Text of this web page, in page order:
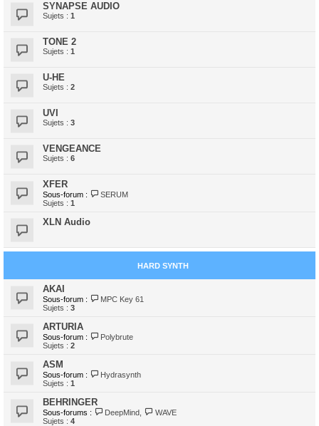
SYNAPSE AUDIO
Sujets : 1
TONE 2
Sujets : 1
U-HE
Sujets : 2
UVI
Sujets : 3
VENGEANCE
Sujets : 6
XFER
Sous-forum :
SERUM
Sujets : 1
XLN Audio
HARD SYNTH
AKAI
Sous-forum :
MPC Key 61
Sujets : 3
ARTURIA
Sous-forum :
Polybrute
Sujets : 2
ASM
Sous-forum :
Hydrasynth
Sujets : 1
BEHRINGER
Sous-forums : DeepMind
WAVE
Sujets : 4